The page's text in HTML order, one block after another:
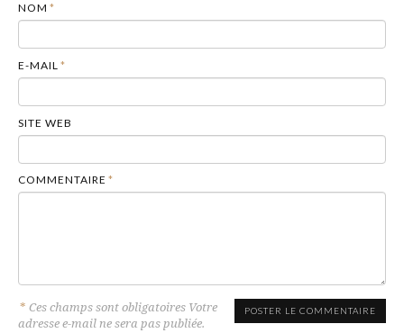
NOM *
E-MAIL *
SITE WEB
COMMENTAIRE *
* Ces champs sont obligatoires Votre
adresse e-mail ne sera pas publiée.